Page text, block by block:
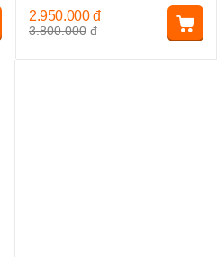
3.800.000 đ
2.950.000 đ